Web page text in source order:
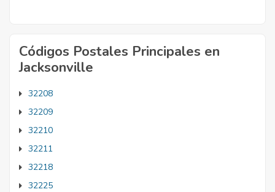
Códigos Postales Principales en
Jacksonville
32208
32209
32210
32211
32218
32225